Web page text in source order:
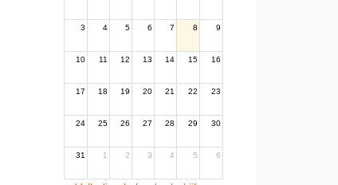
3 4 5 6 7 8 9
10 11 12 13 14 15 16
17 18 19 20 21 22 23
24 25 26 27 28 29 30
31 1 2 3 4 5 6